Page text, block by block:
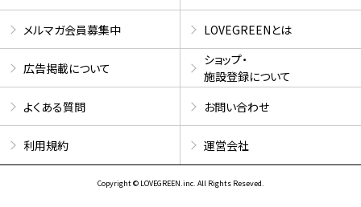
メルマガ会員募集中 LOVEGREENとは
広告掲載について
ショップ・
施設登録について
よくある質問
お問い合わせ
利用規約 運営会社
Copyright © LOVEGREEN.inc. All Rights Reseved.